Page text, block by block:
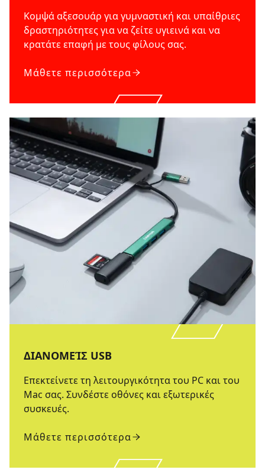
Κομψά αξεσουάρ για γυμναστική και υπαίθριες
δραστηριότητες για να ζείτε υγιεινά και να
κρατάτε επαφή με τους φίλους σας.
Μάθετε περισσότερα
ΔΙΑΝΟΜΕΊΣ USB
Επεκτείνετε τη λειτουργικότητα του PC και του
Mac σας. Συνδέστε οθόνες και εξωτερικές
συσκευές.
Μάθετε περισσότερα